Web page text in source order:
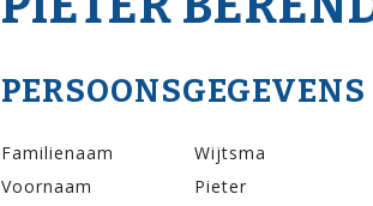
PERSOONSGEGEVENS
Familienaam
Wijtsma
Voornaam
Pieter